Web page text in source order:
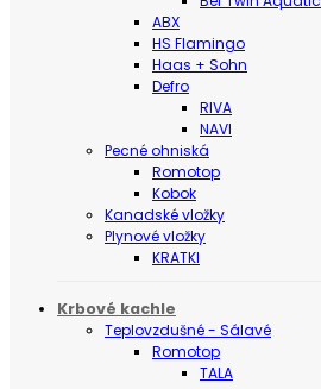
ABX
HS Flamingo
Haas + Sohn
Defro
RIVA
NAVI
Pecné ohniská
Romotop
Kobok
Kanadské vložky
Plynové vložky
KRATKI
Krbové kachle
Teplovzdušné - Sálavé
Romotop
TALA